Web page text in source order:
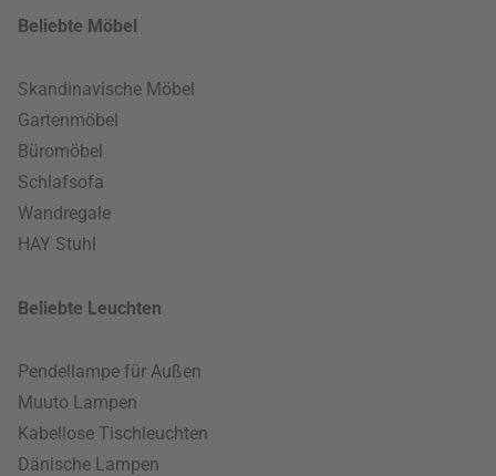
Beliebte Möbel
Skandinavische Möbel
Gartenmöbel
Büromöbel
Schlafsofa
Wandregale
HAY Stuhl
Beliebte Leuchten
Pendellampe für Außen
Muuto Lampen
Kabellose Tischleuchten
Dänische Lampen